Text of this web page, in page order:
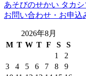
あそびのせかい タカ
お問い合わせ・お申込
2026年8月
M T W T F S
S
1
2
3
4 5 6 7 8
9